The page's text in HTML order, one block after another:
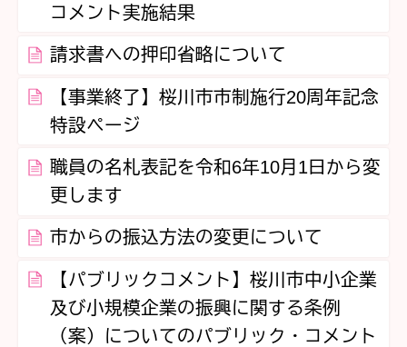
コメント実施結果
請求書への押印省略について
【事業終了】桜川市市制施行20周年記念
特設ページ
職員の名札表記を令和6年10月1日から変
更します
市からの振込方法の変更について
【パブリックコメント】桜川市中小企業
及び小規模企業の振興に関する条例
（案）についてのパブリック・コメント